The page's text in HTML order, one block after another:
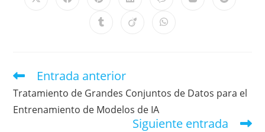
Entrada anterior
Tratamiento de Grandes Conjuntos de Datos para el
Entrenamiento de Modelos de IA
Siguiente entrada